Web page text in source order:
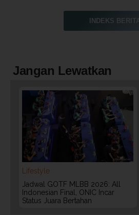
INDEKS BERITA
Jangan Lewatkan
Lifestyle
Jadwal GOTF MLBB 2026: All
Indonesian Final, ONIC Incar
Status Juara Bertahan